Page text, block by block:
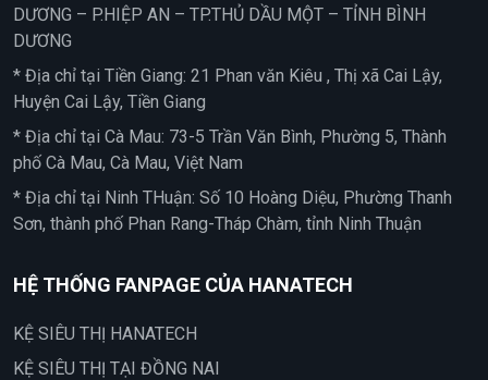
DƯƠNG – P.HIỆP AN – TP.THỦ DẦU MỘT – TỈNH BÌNH
DƯƠNG
* Địa chỉ tại Tiền Giang: 21 Phan văn Kiêu , Thị xã Cai Lậy,
Huyện Cai Lậy, Tiền Giang
* Địa chỉ tại Cà Mau: 73-5 Trần Văn Bình, Phường 5, Thành
phố Cà Mau, Cà Mau, Việt Nam
* Địa chỉ tại Ninh THuận: Số 10 Hoàng Diệu, Phường Thanh
Sơn, thành phố Phan Rang-Tháp Chàm, tỉnh Ninh Thuận
HỆ THỐNG FANPAGE CỦA HANATECH
KỆ SIÊU THỊ HANATECH
KỆ SIÊU THỊ TẠI ĐỒNG NAI